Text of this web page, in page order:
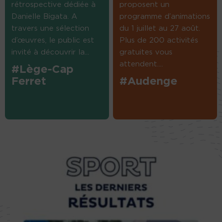
rétrospective dédiée à
Danielle Bigata. A
travers une sélection
d’œuvres, le public est
invité à découvrir la...
#Lège-Cap
Ferret
proposent un
programme d’animations
du 1 juillet au 27 août.
Plus de 200 activités
gratuites vous
attendent....
#Audenge